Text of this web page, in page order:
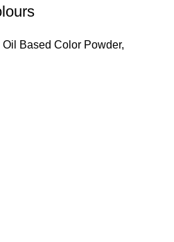
Oil Based Color Powder,